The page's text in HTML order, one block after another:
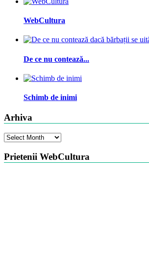
WebCultura
De ce nu contează...
Schimb de inimi
Arhiva
Arhiva
Prietenii WebCultura